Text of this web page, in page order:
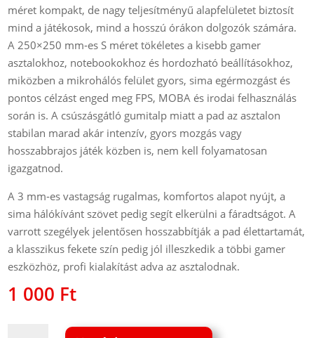
méret kompakt, de nagy teljesítményű alapfelületet biztosít
mind a játékosok, mind a hosszú órákon dolgozók számára.
A 250×250 mm‑es S méret tökéletes a kisebb gamer
asztalokhoz, notebookokhoz és hordozható beállításokhoz,
miközben a mikrohálós felület gyors, sima egérmozgást és
pontos célzást enged meg FPS, MOBA és irodai felhasználás
során is. A csúszásgátló gumitalp miatt a pad az asztalon
stabilan marad akár intenzív, gyors mozgás vagy
hosszabbrajos játék közben is, nem kell folyamatosan
igazgatnod.
A 3 mm‑es vastagság rugalmas, komfortos alapot nyújt, a
sima hálókívánt szövet pedig segít elkerülni a fáradtságot. A
varrott szegélyek jelentősen hosszabbítják a pad élettartamát,
a klasszikus fekete szín pedig jól illeszkedik a többi gamer
eszközhöz, profi kialakítást adva az asztalodnak.
1 000 Ft